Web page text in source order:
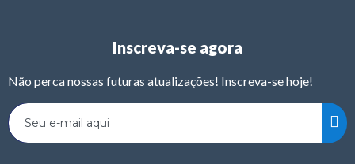
Inscreva-se agora
Não perca nossas futuras atualizações! Inscreva-se hoje!